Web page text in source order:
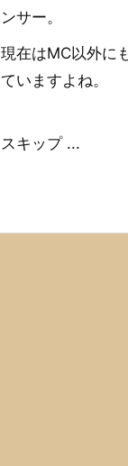
ンサー。
現在はMC以外に
ていますよね。
スキップ ...